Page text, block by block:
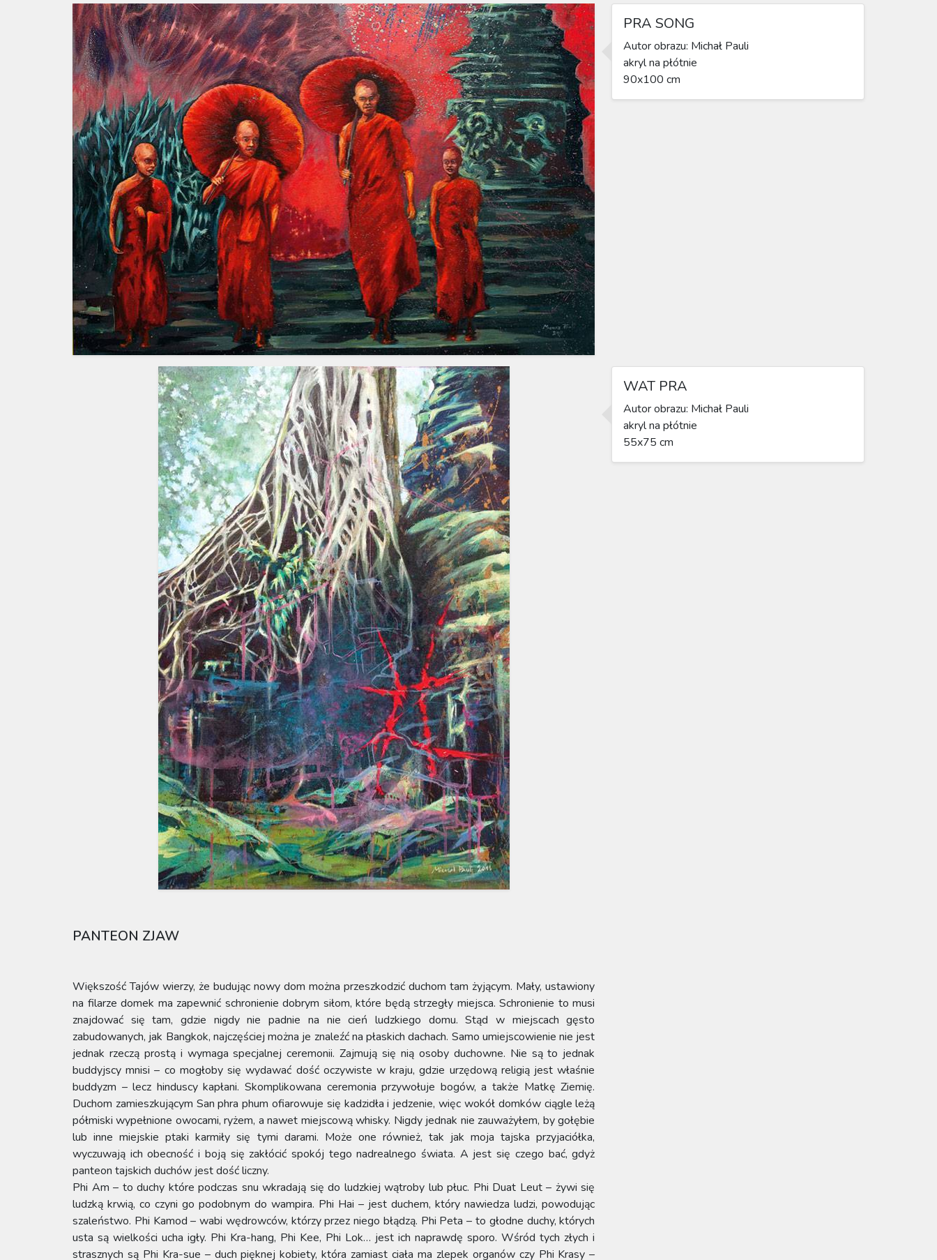
PRA SONG
Autor obrazu: Michał Pauli
akryl na płótnie
90x100 cm
WAT PRA
Autor obrazu: Michał Pauli
akryl na płótnie
55x75 cm
PANTEON ZJAW
Większość Tajów wierzy, że budując nowy dom można przeszkodzić duchom tam żyjącym. Mały, ustawiony
na filarze domek ma zapewnić schronienie dobrym siłom, które będą strzegły miejsca. Schronienie to musi
znajdować się tam, gdzie nigdy nie padnie na nie cień ludzkiego domu. Stąd w miejscach gęsto
zabudowanych, jak Bangkok, najczęściej można je znaleźć na płaskich dachach. Samo umiejscowienie nie jest
jednak rzeczą prostą i wymaga specjalnej ceremonii. Zajmują się nią osoby duchowne. Nie są to jednak
buddyjscy mnisi – co mogłoby się wydawać dość oczywiste w kraju, gdzie urzędową religią jest właśnie
buddyzm – lecz hinduscy kapłani. Skomplikowana ceremonia przywołuje bogów, a także Matkę Ziemię.
Duchom zamieszkującym San phra phum ofiarowuje się kadzidła i jedzenie, więc wokół domków ciągle leżą
półmiski wypełnione owocami, ryżem, a nawet miejscową whisky. Nigdy jednak nie zauważyłem, by gołębie
lub inne miejskie ptaki karmiły się tymi darami. Może one również, tak jak moja tajska przyjaciółka,
wyczuwają ich obecność i boją się zakłócić spokój tego nadrealnego świata. A jest się czego bać, gdyż
panteon tajskich duchów jest dość liczny.
Phi Am – to duchy które podczas snu wkradają się do ludzkiej wątroby lub płuc. Phi Duat Leut – żywi się
ludzką krwią, co czyni go podobnym do wampira. Phi Hai – jest duchem, który nawiedza ludzi, powodując
szaleństwo. Phi Kamod – wabi wędrowców, którzy przez niego błądzą. Phi Peta – to głodne duchy, których
usta są wielkości ucha igły. Phi Kra-hang, Phi Kee, Phi Lok… jest ich naprawdę sporo. Wśród tych złych i
strasznych są Phi Kra-sue – duch pięknej kobiety, która zamiast ciała ma zlepek organów czy Phi Krasy –